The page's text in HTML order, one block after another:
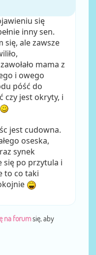
się
inny sen.
się, ale zawsze
mama z
i owego
póść do
czy jest okryty, i
jest cudowna.
oseska,
synek
się po przytula i
to co taki
na forumsię, aby